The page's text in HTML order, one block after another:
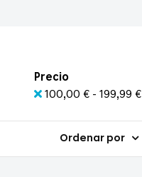
Precio
100,00 € - 199,99 €
Ordenar por